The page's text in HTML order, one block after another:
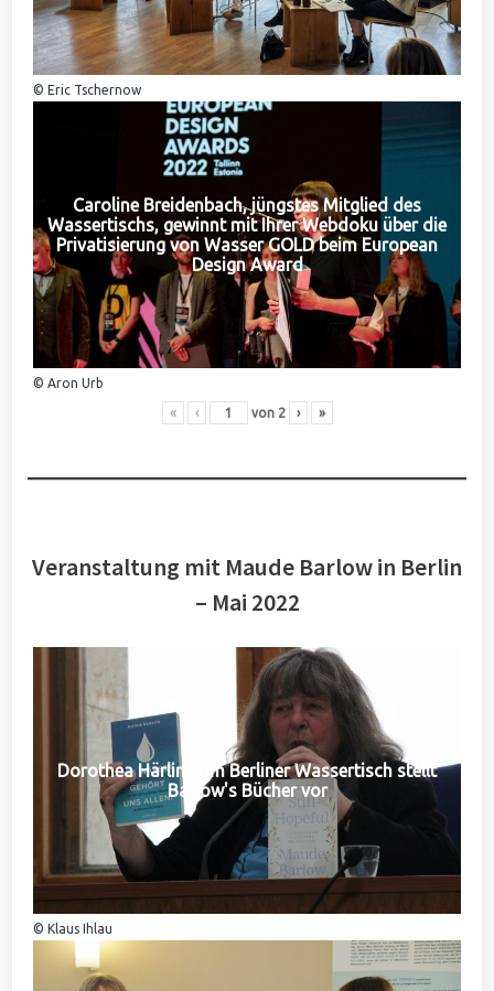
© Eric Tschernow
Caroline Breidenbach, jüngstes Mitglied des
Wassertischs, gewinnt mit Ihrer Webdoku über die
Privatisierung von Wasser GOLD beim European
Design Award
© Aron Urb
« ‹ von 2 › »
Veranstaltung mit Maude Barlow in Berlin
– Mai 2022
Dorothea Härlin vom Berliner Wassertisch stellt
Barlow's Bücher vor
© Klaus Ihlau